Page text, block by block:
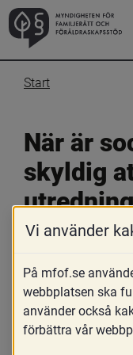
Start
När är
skyldig
eller
25 oktober 2019
Skriv ut
Enligt 2 kap. 1 §
Vi använder
På mfof.se
webbplatsen ska
använder också
förbättra vår